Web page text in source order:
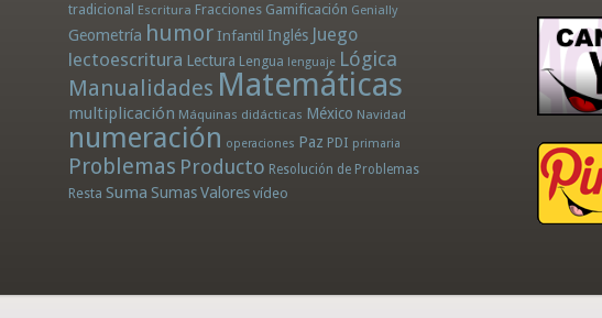
tradicional Escritura Fracciones Gamificación Genially
Geometría humor Infantil Inglés Juego
lectoescritura Lectura Lengua lenguaje Lógica
Manualidades Matemáticas
multiplicación Máquinas didácticas México Navidad
numeración operaciones Paz PDI primaria
Problemas Producto Resolución de Problemas
Resta Suma SumasValores vídeo